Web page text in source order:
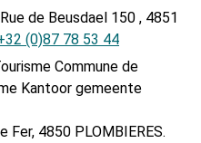
de Beusdael 150 , 4851
(0)87 78 53 44
Commune de
Kantoor gemeente
Fer, 4850 PLOMBIERES.